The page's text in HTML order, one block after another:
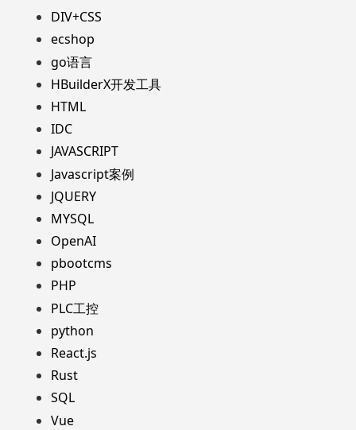
DIV+CSS
ecshop
go语言
HBuilderX开发工具
HTML
IDC
JAVASCRIPT
Javascript案例
JQUERY
MYSQL
OpenAI
pbootcms
PHP
PLC工控
python
React.js
Rust
SQL
Vue